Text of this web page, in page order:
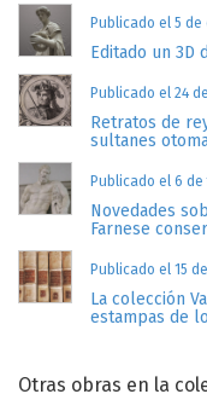
Publicado el 5 de
Editado un 3D
Publicado el 24
Retratos de
sultanes
Publicado el 6 de
Novedades
Farnese
Publicado el 15
La colección
estampas de
Otras obras en la